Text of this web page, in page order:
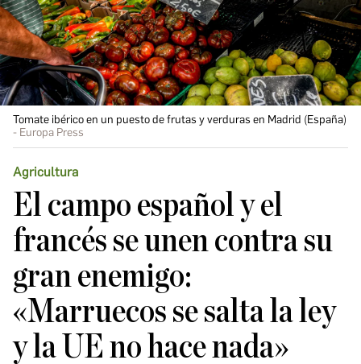
Tomate ibérico en un puesto de frutas y verduras en Madrid (España)
Europa Press
Agricultura
El campo español y el
francés se unen contra su
gran enemigo:
«Marruecos se salta la ley
y la UE no hace nada»